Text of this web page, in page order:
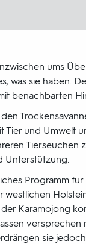
ums
was sie haben.
benachbarten
Tier und Umwelt
Tierseuchen
Unterstützung.
Programm
westlichen
Karamojong
sie